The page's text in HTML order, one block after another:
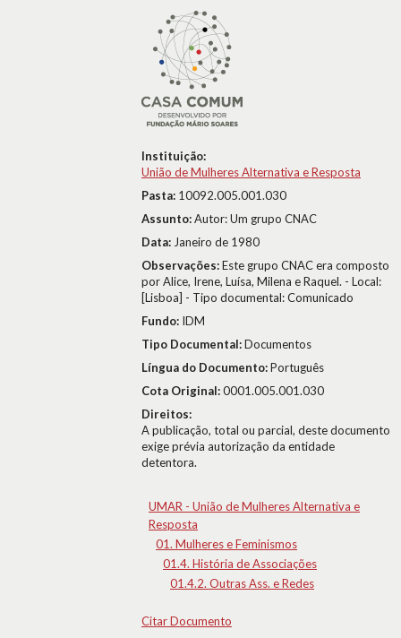
Instituição:
União de Mulheres Alternativa e Resposta
Pasta: 10092.005.001.030
Assunto:Autor: Um grupo CNAC
Data: Janeiro de 1980
Observações:Este grupo CNAC era composto
por Alice, Irene, Luísa, Milena e Raquel. - Local:
[Lisboa] - Tipo documental: Comunicado
Fundo: IDM
Tipo Documental:Documentos
Língua do Documento:Português
Cota Original:0001.005.001.030
Direitos:
A publicação, total ou parcial, deste documento
exige prévia autorização da entidade
detentora.
UMAR - União de Mulheres Alternativa e
Resposta
01. Mulheres e Feminismos
01.4. História de Associações
01.4.2. Outras Ass. e Redes
Citar Documento